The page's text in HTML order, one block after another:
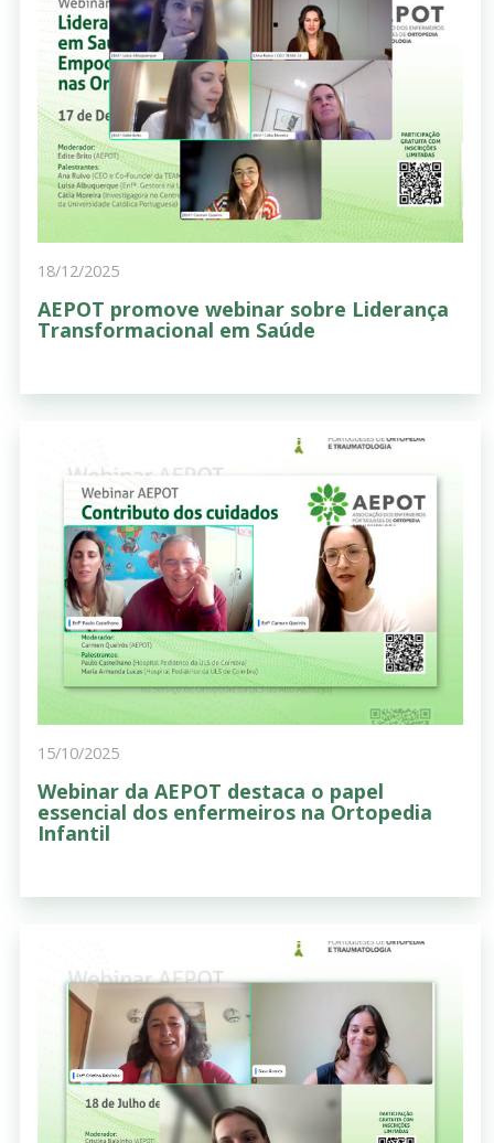
18/12/2025
AEPOT promove webinar sobre Liderança
Transformacional em Saúde
15/10/2025
Webinar da AEPOT destaca o papel
essencial dos enfermeiros na Ortopedia
Infantil